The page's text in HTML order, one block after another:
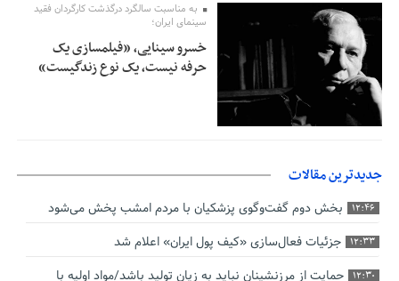
به مناسبت سالگرد درگذشت کارگردان فقید
سینمای ایران؛
خسرو سینایی، «فیلمسازی یک
حرفه نیست، یک نوع زندگیست»
جدیدترین مقالات
12:46 بخش دوم گفت‌وگوی پزشکیان با مردم امشب پخش می‌شود
12:33 جزئیات فعال‌سازی «کیف پول ایران» اعلام شد
12:30
حمایت از مرزنشینان نباید به زیان تولید باشد/مواد اولیه با